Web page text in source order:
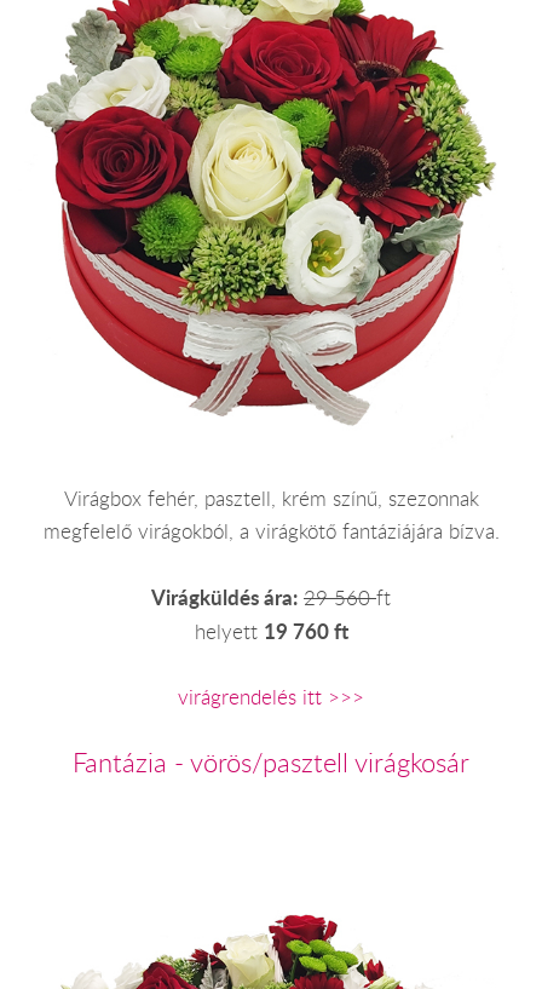
Virágbox fehér, pasztell, krém színű, szezonnak
megfelelő virágokból, a virágkötő fantáziájára bízva.
Virágküldés ára: 29 560ft
helyett 19 760 ft
virágrendelés itt >>>
Fantázia - vörös/pasztell virágkosár